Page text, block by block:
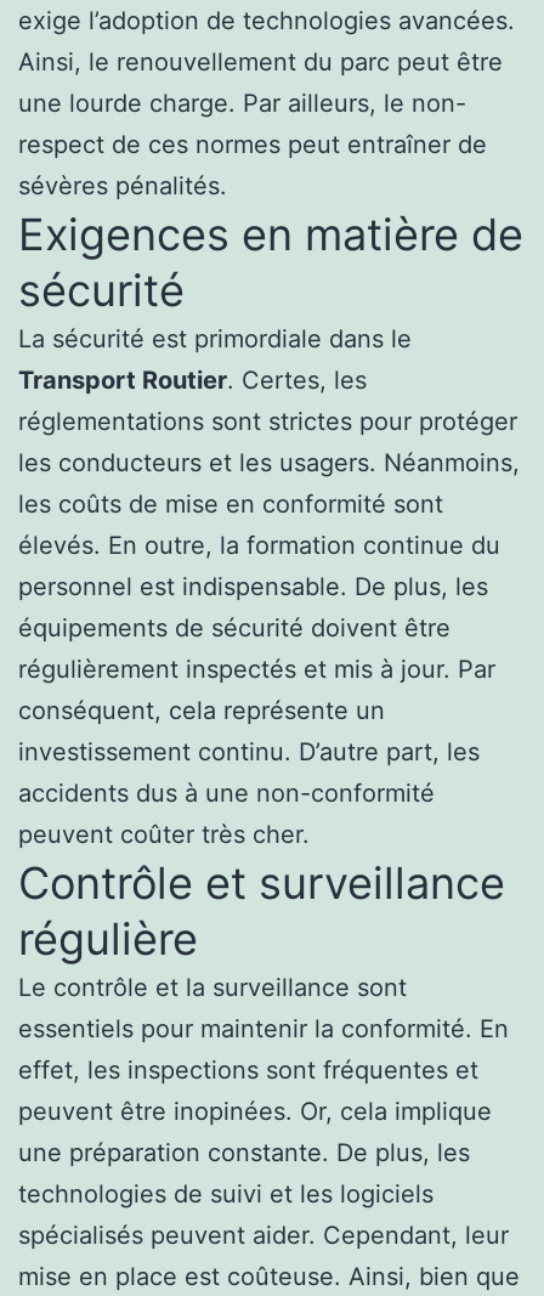
exige l’adoption de technologies avancées.
Ainsi, le renouvellement du parc peut être
une lourde charge. Par ailleurs, le non-
respect de ces normes peut entraîner de
sévères pénalités.
Exigences en matière de
sécurité
La sécurité est primordiale dans le
Transport Routier. Certes, les
réglementations sont strictes pour protéger
les conducteurs et les usagers. Néanmoins,
les coûts de mise en conformité sont
élevés. En outre, la formation continue du
personnel est indispensable. De plus, les
équipements de sécurité doivent être
régulièrement inspectés et mis à jour. Par
conséquent, cela représente un
investissement continu. D’autre part, les
accidents dus à une non-conformité
peuvent coûter très cher.
Contrôle et surveillance
régulière
Le contrôle et la surveillance sont
essentiels pour maintenir la conformité. En
effet, les inspections sont fréquentes et
peuvent être inopinées. Or, cela implique
une préparation constante. De plus, les
technologies de suivi et les logiciels
spécialisés peuvent aider. Cependant, leur
mise en place est coûteuse. Ainsi, bien que